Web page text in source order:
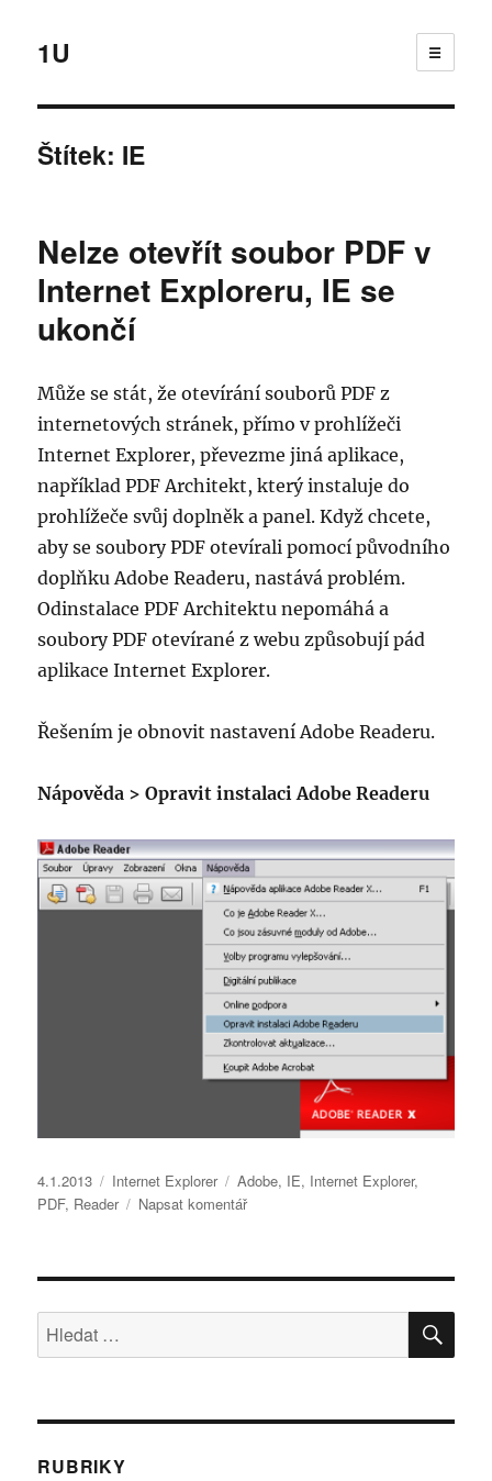
1U ☰
Štítek: IE
Nelze otevřít soubor PDF v
Internet Exploreru, IE se
ukončí
Může se stát, že otevírání souborů PDF z
internetových stránek, přímo v prohlížeči
Internet Explorer, převezme jiná aplikace,
například PDF Architekt, který instaluje do
prohlížeče svůj doplněk a panel. Když chcete,
aby se soubory PDF otevírali pomocí původního
doplňku Adobe Readeru, nastává problém.
Odinstalace PDF Architektu nepomáhá a
soubory PDF otevírané z webu způsobují pád
aplikace Internet Explorer.
Řešením je obnovit nastavení Adobe Readeru.
Nápověda > Opravit instalaci Adobe Readeru
Publikováno:
4.1.2013 Rubriky:
Internet Explorer Štítky:
Adobe, IE, Internet Explorer,
PDF, Reader Napsat komentářpro
názvem
otevřít
PDF
Hledat:
RUBRIKY